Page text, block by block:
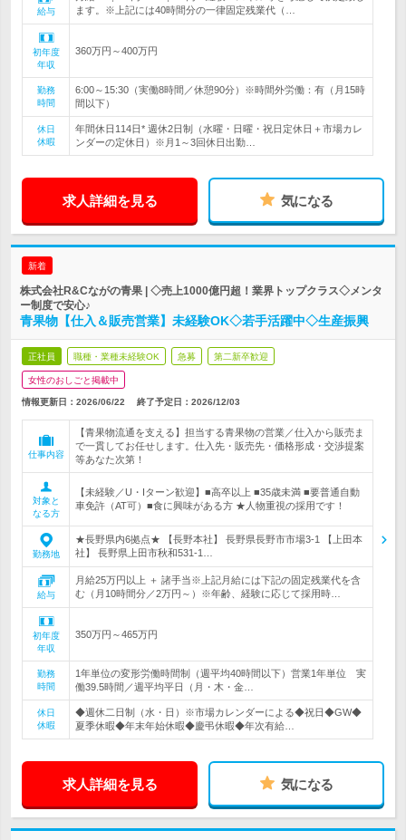
給与
ます。※上記には40時間分の一律固定残業代（…
初年度
年収
360万円～400万円
勤務
時間
6:00～15:30（実働8時間／休憩90分）※時間外労働：有（月15時
間以下）
休日
休暇
年間休日114日* 週休2日制（水曜・日曜・祝日定休日＋市場カレ
ンダーの定休日）※月1～3回休日出勤…
求人詳細を見る 気になる
新着
株式会社R&Cながの青果 | ◇売上1000億円超！業界トップクラス◇メンタ
ー制度で安心♪
青果物【仕入＆販売営業】未経験OK◇若手活躍中◇生産振興
正社員 職種・業種未経験OK 急募 第二新卒歓迎
女性のおしごと掲載中
情報更新日：2026/06/22 終了予定日： 2026/12/03
仕事内容
【青果物流通を支える】担当する青果物の営業／仕入から販売ま
で一貫してお任せします。仕入先・販売先・価格形成・交渉提案
等あなた次第！
対象と
なる方
【未経験／U・Iターン歓迎】■高卒以上 ■35歳未満 ■要普通自動
車免許（AT可）■食に興味がある方 ★人物重視の採用です！
勤務地
★長野県内6拠点★ 【長野本社】 長野県長野市市場3-1 【上田本
社】 長野県上田市秋和531-1…
給与
月給25万円以上 ＋ 諸手当※上記月給には下記の固定残業代を含
む（月10時間分／2万円～）※年齢、経験に応じて採用時…
初年度
年収
350万円～465万円
勤務
時間
1年単位の変形労働時間制（週平均40時間以下）営業1年単位 実
働39.5時間／週平均平日（月・木・金…
休日
休暇
◆週休二日制（水・日）※市場カレンダーによる◆祝日◆GW◆
夏季休暇◆年末年始休暇◆慶弔休暇◆年次有給…
求人詳細を見る 気になる